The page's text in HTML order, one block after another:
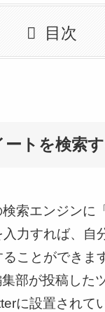
目次
ートを検索
索エンジンに
力すれば、自
ことができま
部が投稿した
に設置されて